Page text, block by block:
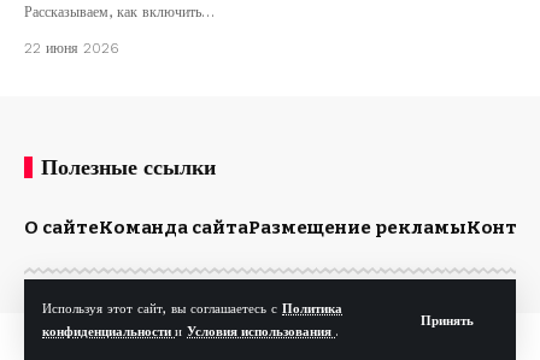
Используя этот сайт, вы соглашаетесь с Политика
конфиденциальности и Условия использования .
Принять
Рассказываем, как включить…
22 июня 2026
Полезные ссылки
О сайтеКоманда сайтаРазмещение рекламы
© Kp.md. Все права защищены.